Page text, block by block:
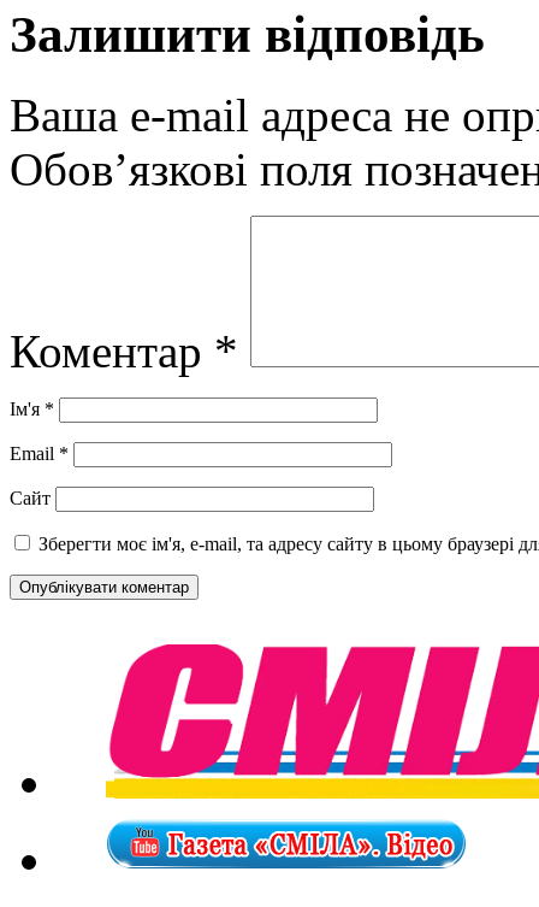
Залишити відповідь
Ваша e-mail адреса не
Обов’язкові поля
Коментар *
Ім'я *
Email *
Сайт
Зберегти моє ім'я, e-mail, та адресу сайту в цьому браузері